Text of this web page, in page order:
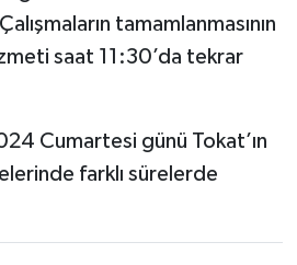
tamamlanmasının
saat 11:30’da tekrar
Cumartesi günü Tokat’ın
farklı sürelerde